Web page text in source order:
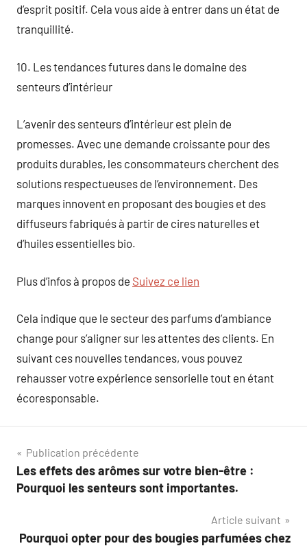
d’esprit positif. Cela vous aide à entrer dans un état de
tranquillité.
10. Les tendances futures dans le domaine des
senteurs d’intérieur
L’avenir des senteurs d’intérieur est plein de
promesses. Avec une demande croissante pour des
produits durables, les consommateurs cherchent des
solutions respectueuses de l’environnement. Des
marques innovent en proposant des bougies et des
diffuseurs fabriqués à partir de cires naturelles et
d’huiles essentielles bio.
Plus d’infos à propos de Suivez ce lien
Cela indique que le secteur des parfums d’ambiance
change pour s’aligner sur les attentes des clients. En
suivant ces nouvelles tendances, vous pouvez
rehausser votre expérience sensorielle tout en étant
écoresponsable.
Navigation
de
Publication précédente
Les effets des arômes sur votre bien-être :
Pourquoi les senteurs sont importantes.
Article suivant
Pourquoi opter pour des bougies parfumées chez